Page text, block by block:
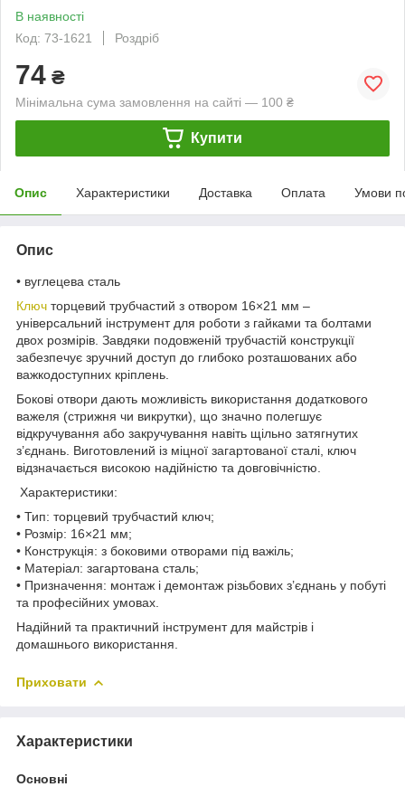
В наявності
Код: 73-1621
Роздріб
74 ₴
Мінімальна сума замовлення на сайті — 100 ₴
Купити
Опис Характеристики Доставка Оплата Умови
Опис
• вуглецева сталь
Ключ торцевий трубчастий з отвором 16×21 мм –
універсальний інструмент для роботи з гайками та болтами
двох розмірів. Завдяки подовженій трубчастій конструкції
забезпечує зручний доступ до глибоко розташованих або
важкодоступних кріплень.
Бокові отвори дають можливість використання додаткового
важеля (стрижня чи викрутки), що значно полегшує
відкручування або закручування навіть щільно затягнутих
з’єднань. Виготовлений із міцної загартованої сталі, ключ
відзначається високою надійністю та довговічністю.
Характеристики:
• Тип: торцевий трубчастий ключ;
• Розмір: 16×21 мм;
• Конструкція: з боковими отворами під важіль;
• Матеріал: загартована сталь;
• Призначення: монтаж і демонтаж різьбових з’єднань у побуті
та професійних умовах.
Надійний та практичний інструмент для майстрів і
домашнього використання.
Приховати
Характеристики
Основні